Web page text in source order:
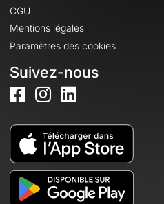
CGU
Mentions légales
Paramètres des cookies
Suivez-nous